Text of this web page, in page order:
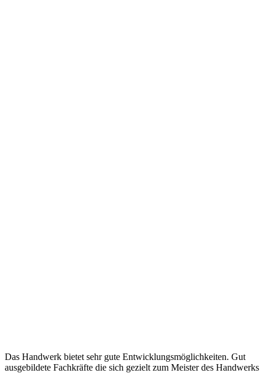
Das Handwerk bietet sehr gute Entwicklungsmöglichkeiten. Gut
ausgebildete Fachkräfte die sich gezielt zum Meister des Handwerks